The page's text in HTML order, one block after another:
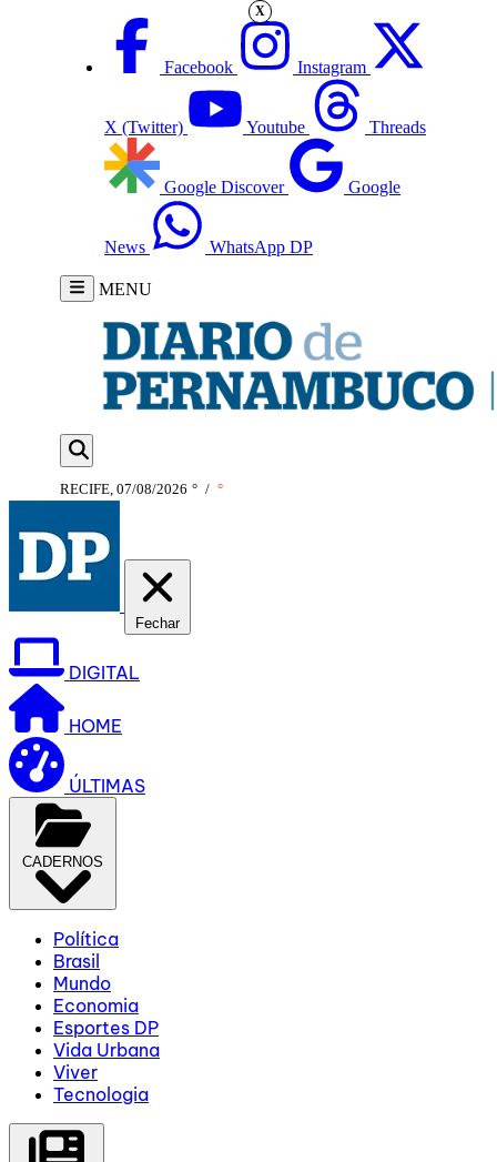
Facebook Instagram
X (Twitter) Youtube Threads
Google Discover Google
News WhatsApp DP
MENU
RECIFE, 07/08/2026 ° / °
Fechar
DIGITAL
HOME
ÚLTIMAS
CADERNOS
Política
Brasil
Mundo
Economia
Esportes DP
Vida Urbana
Viver
Tecnologia
X